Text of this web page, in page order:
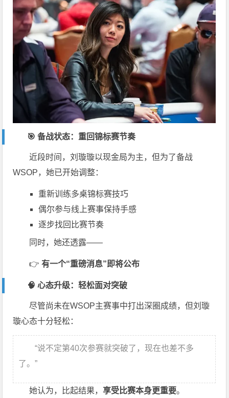
🎯 备战状态：重回锦标赛节奏
近段时间，刘璇璇以现金局为主，但为了备战
WSOP，她已开始调整：
重新训练多桌锦标赛技巧
偶尔参与线上赛事保持手感
逐步找回比赛节奏
同时，她还透露——
👉有一个“重磅消息”即将公布
🧠 心态升级：轻松面对突破
尽管尚未在WSOP主赛事中打出深圈成绩，但刘璇
璇心态十分轻松：
“说不定第40次参赛就突破了，现在也差不多
了。”
她认为，比起结果，享受比赛本身更重要。